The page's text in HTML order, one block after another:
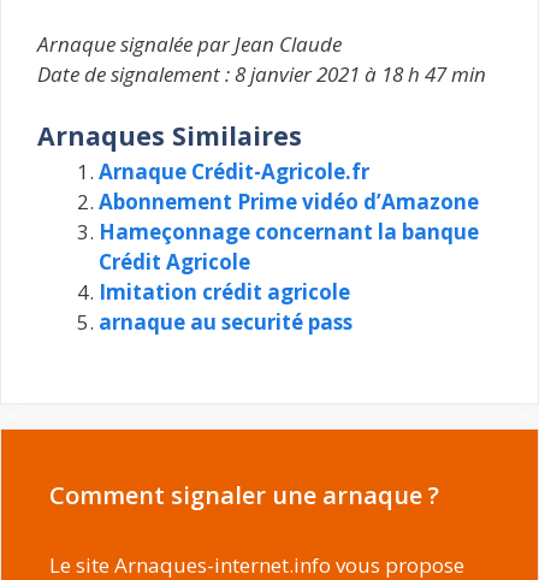
Arnaque signalée par Jean Claude
Date de signalement : 8 janvier 2021 à 18 h 47 min
Arnaques Similaires
Arnaque Crédit-Agricole.fr
Abonnement Prime vidéo d’Amazone
Hameçonnage concernant la banque
Crédit Agricole
Imitation crédit agricole
arnaque au securité pass
Comment signaler une arnaque ?
Le site Arnaques-internet.info vous propose